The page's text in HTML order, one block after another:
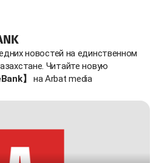
новостей на единственном
Читайте новую
】 на Arbat media